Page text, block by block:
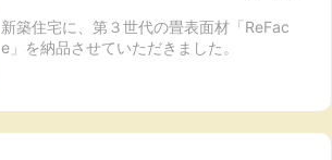
新築住宅に、第３世代の畳表面材「ReFac
e」を納品させていただきました。